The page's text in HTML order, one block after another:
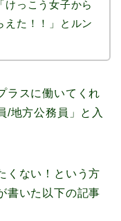
けっこう女子から
えた！！」とルン
ラスに働いてくれ
/地方公務員」と入
くない！という方
書いた以下の記事